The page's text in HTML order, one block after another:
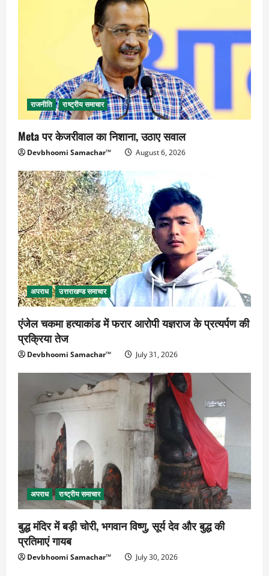
राजनीति राष्ट्रीय समाचार
Meta पर केजरीवाल का निशाना, उठाए सवाल
Devbhoomi Samachar™ August 6, 2026
अपराध उत्तराखण्ड समाचार
एंजेल चकमा हत्याकांड में फरार आरोपी यज्ञराज के प्रत्यर्पण की
प्रक्रिया तेज
Devbhoomi Samachar™ July 31, 2026
अपराध राष्ट्रीय समाचार
बुद्ध मंदिर में बड़ी चोरी, भगवान विष्णु, सूर्य देव और बुद्ध की
प्रतिमाएं गायब
Devbhoomi Samachar™ July 30, 2026